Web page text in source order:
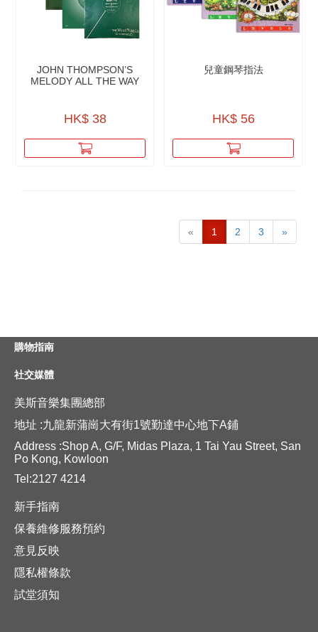
JOHN THOMPSON’S
MELODY ALL THE WAY
HK$ 38
兒童鋼琴指法
HK$ 56
« 1 2 3 »
購物指南
社交媒體
美斯音樂集團總部
地址 :九龍新蒲崗大有街1號勤達中心地下A鋪
Address :Shop A, G/F, Midas Plaza, 1 Tai Yau Street, San
Po Kong, Kowloon
Tel:2127 4214
新手指南
保養維修服務預約
意見反映
隱私權條款
試堂須知